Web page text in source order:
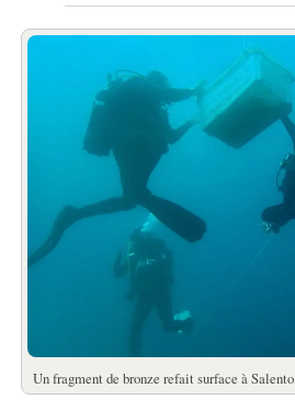
Un fragment de bronze refait surface à Salento